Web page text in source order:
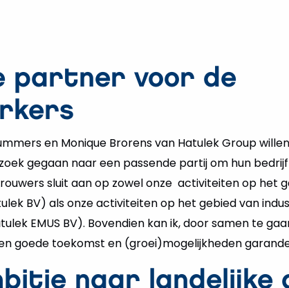
partner voor de
en Monique Brorens van Hatulek Group
gegaan naar een passende partij om hun
sluit aan op zowel onze activiteiten op het
BV) als onze activiteiten op het gebied van
EMUS BV). Bovendien kan ik, door samen te
goede toekomst en (groei)mogelijkheden
naar landelijke